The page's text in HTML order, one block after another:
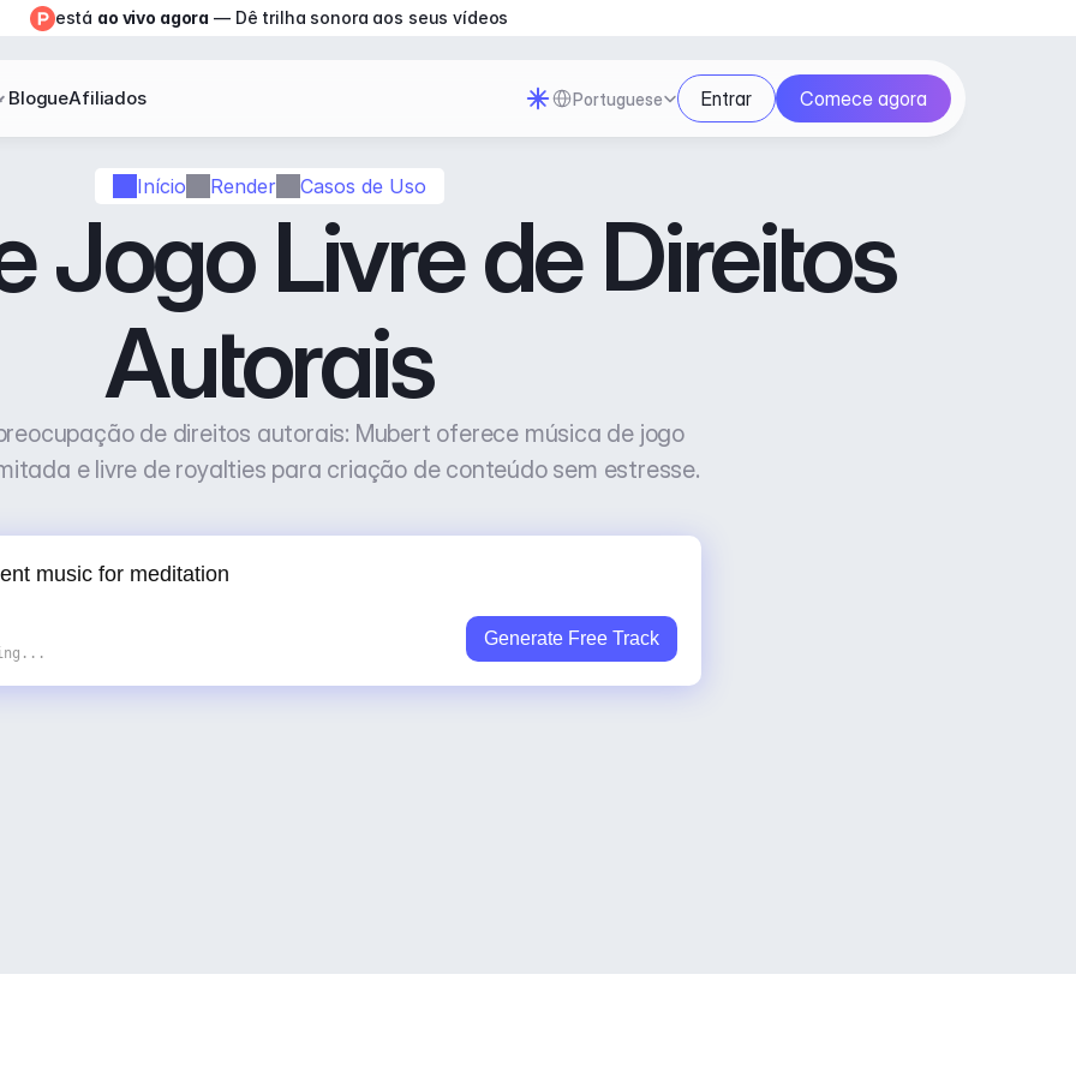
Início Render Casos de Uso
Jogo Livre de Direitos
Autorais
de direitos autorais: Mubert oferece música de jogo
e livre de royalties para criação de conteúdo sem estresse.
Generate Free Track
está ao vivo agora — Dê trilha sonora aos seus vídeos
BlogueAfiliados Select Language
Portuguese Entrar Comece agora